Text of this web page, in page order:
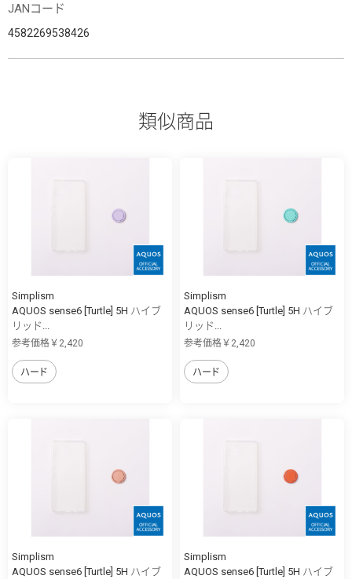
JANコード
4582269538426
類似商品
Simplism
AQUOS sense6 [Turtle] 5H ハイブ
リッド...
参考価格￥2,420
ハード
Simplism
AQUOS sense6 [Turtle] 5H ハイブ
リッド...
参考価格￥2,420
ハード
Simplism
AQUOS sense6 [Turtle] 5H ハイブ
Simplism
AQUOS sense6 [Turtle] 5H ハイブ